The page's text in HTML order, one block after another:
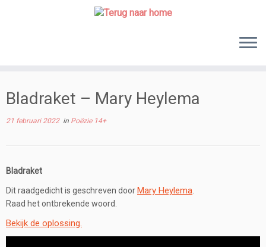
Bladraket – Mary Heylema
21 februari 2022in Poëzie 14+
Bladraket
Dit raadgedicht is geschreven doorMary Heylema
Raad het ontbrekende woord.
Bekijk de oplossing.